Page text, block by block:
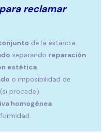
para reclamar
de la estancia.
separando reparación
estética.
o imposibilidad de
procede).
homogénea